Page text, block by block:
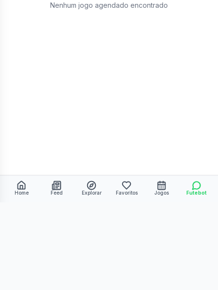
Nenhum jogo agendado encontrado
Home Feed Explorar Favoritos Jogos Futebot